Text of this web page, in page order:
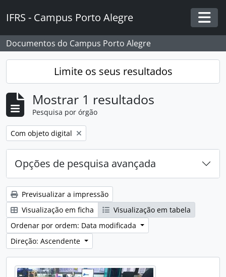
IFRS - Campus Porto Alegre
Documentos do Campus Porto Alegre
Limite os seus resultados
Mostrar 1 resultados
Pesquisa por órgão
Remover filtro:
Com objeto digital
Opções de pesquisa avançada
Previsualizar a impressão
Visualização em ficha
Visualização em tabela
Ordenar por ordem: Data modificada
Direção: Ascendente